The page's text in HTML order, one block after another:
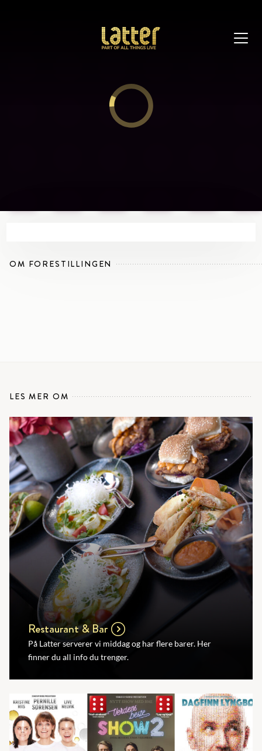
OM FORESTILLINGEN
LES MER OM
Restaurant & Bar
På Latter serverer vi middag og har flere barer. Her
finner du all info du trenger.